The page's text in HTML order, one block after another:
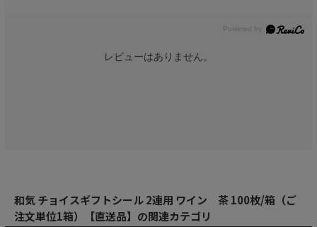
レビューはありません。
和気 チョイスギフトシール 2連用 ワイン 茶 100枚/箱（ご
注文単位1箱）【直送品】の関連カテゴリ